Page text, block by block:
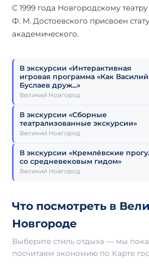
С 1999 года Новгородскому
Ф. М. Достоевского присвоен
академического.
В экскурсии «Интерактивная
игровая программа «Как Василий
Буслаев друж...»
Великий Новгород
В экскурсии «Сборные
театрализованные экскурсии»
Великий Новгород
В экскурсии «Кремлёвские
со средневековым гидом»
Великий Новгород
Что посмотреть в
Новгороде
Выберите стиль отдыха — мы
посчитаем экономию по Карте